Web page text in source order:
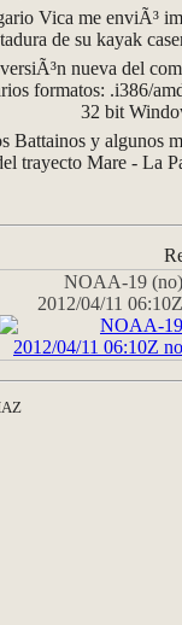
Vica me enviÃ³
de su kayak
nueva del
formatos: .i386/
32 bit
Battainos y algunos
trayecto Mare - La
NOAA-19 (no)
2012/04/11 06:10Z